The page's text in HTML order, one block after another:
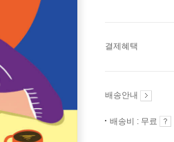
결제혜택
배송안내
배송비 : 무료